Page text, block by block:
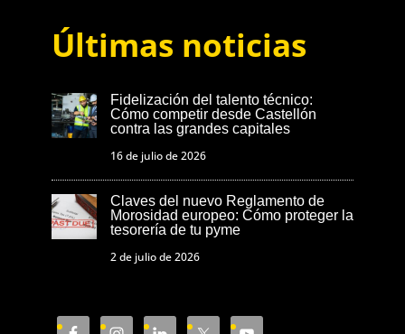
Últimas noticias
Fidelización del talento técnico:
Cómo competir desde Castellón
contra las grandes capitales
16 de julio de 2026
Claves del nuevo Reglamento de
Morosidad europeo: Cómo proteger la
tesorería de tu pyme
2 de julio de 2026